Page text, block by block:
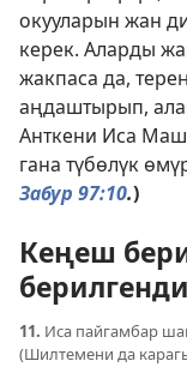
окууларын жан
керек. Аларды
жакпаса да,
аңдаштырып,
Анткени Иса
гана түбөлүк
Забур 97:10.)
Кеңеш
11. Иса пайгамбар
(Шилтемени да